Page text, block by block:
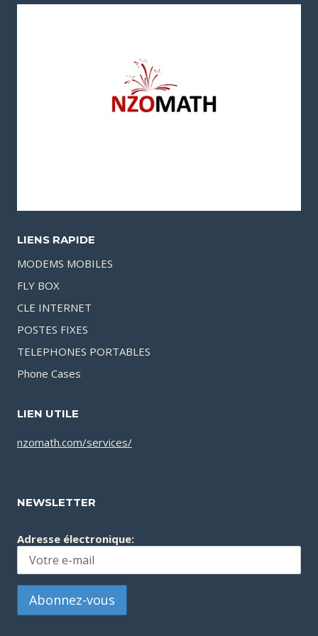
LIENS RAPIDE
MODEMS MOBILES
FLY BOX
CLE INTERNET
POSTES FIXES
TELEPHONES PORTABLES
Phone Cases
LIEN UTILE
nzomath.com/services/
NEWSLETTER
Adresse électronique: